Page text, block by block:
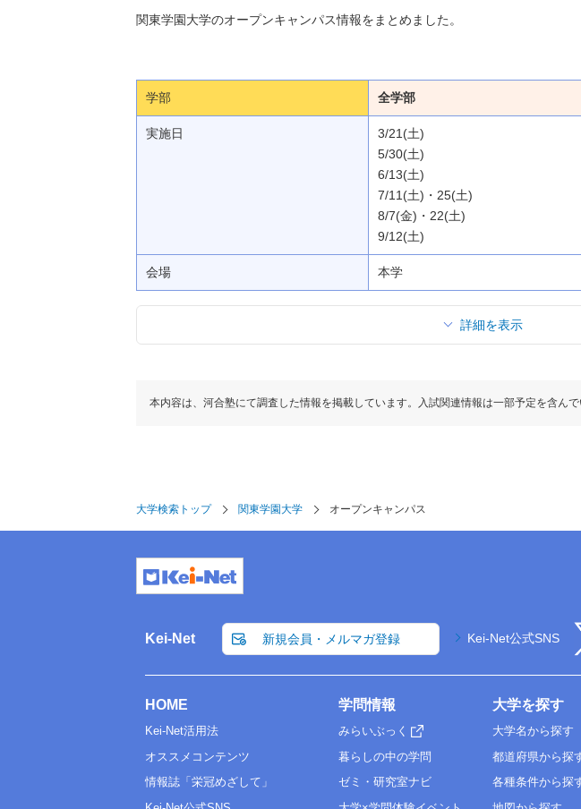
関東学園大学のオープンキャンパス情報をまとめました。
学部 全学部
実施日
3/21(土)
5/30(土)
6/13(土)
7/11(土)・25(土)
8/7(金)・22(土)
9/12(土)
会場 本学
詳細を表示
本内容は、河合塾にて調査した情報を掲載しています。入試関連情報は一部予定を含ん
大学検索トップ 関東学園大学 オープンキャンパス
Kei-Net 新規会員・メルマガ登録 Kei-Net公式SNS
HOME
Kei-Net活用法
オススメコンテンツ
情報誌「栄冠めざして」
学問情報
みらいぶっく
暮らしの中の学問
ゼミ・研究室ナビ
大学を探す
大学名から探す
都道府県から探
各種条件から探